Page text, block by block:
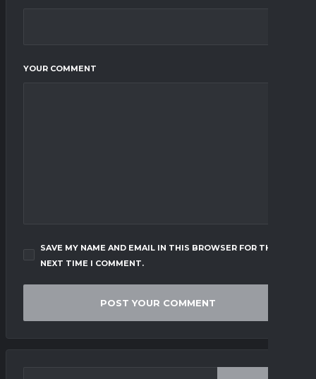
YOUR COMMENT
SAVE MY NAME AND EMAIL IN THIS BROWSER FOR THE
NEXT TIME I COMMENT.